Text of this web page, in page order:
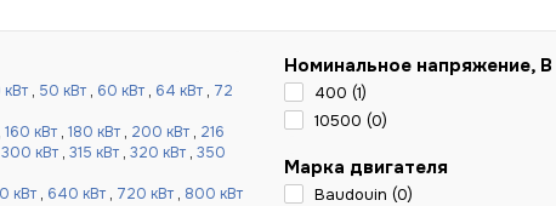
, 50 кВт , 60 кВт , 64 кВт , 72
160 кВт , 180 кВт , 200 кВт , 216
300 кВт , 315 кВт , 320 кВт , 350
кВт , 640 кВт , 720 кВт , 800 кВт
Номинальное напряжение, В
400 (1)
10500 (0)
Марка двигателя
Baudouin (0)